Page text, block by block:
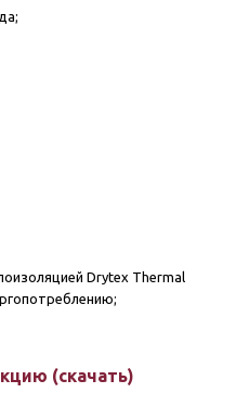
Drytex Thermal
(скачать)